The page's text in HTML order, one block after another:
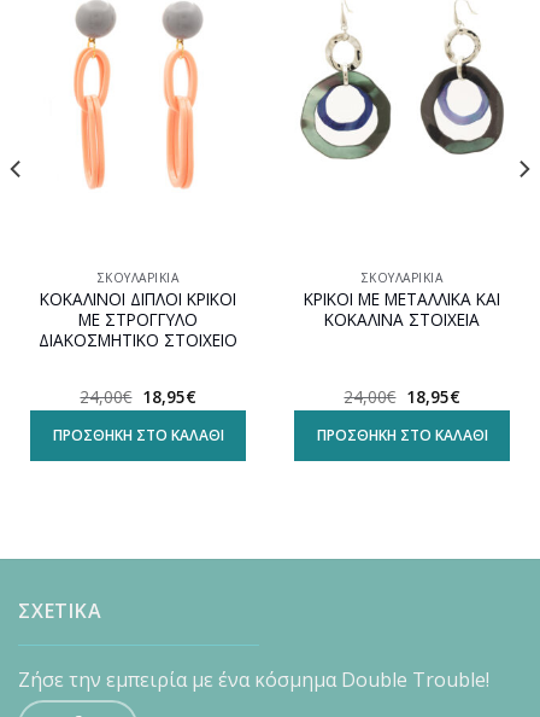
Προσθήκη
wishlist
ΣΚΟΥΛΑΡΊΚΙΑ
ΚΟΚΑΛΙΝΟΙ ΔΙΠΛΟΙ ΚΡΙΚΟΙ
ΜΕ ΣΤΡΟΓΓΥΛΟ
ΔΙΑΚΟΣΜΗΤΙΚΟ ΣΤΟΙΧΕΙΟ
24,00€ Original
price
was:
24,00€.
18,95€Η
τρέχουσα
τιμή
είναι:
18,95€.
ΠΡΟΣΘΉΚΗ ΣΤΟ ΚΑΛΆΘΙ
Προσθήκη
στη
wishlist
ΣΚΟΥΛΑΡΊΚΙΑ
ΚΡΙΚΟΙ ΜΕ ΜΕΤΑΛΛΙΚΑ ΚΑΙ
ΚΟΚΑΛΙΝΑ ΣΤΟΙΧΕΙΑ
24,00€ Original
price
was:
24,00€.
18,95€Η
τρέχουσα
τιμή
είναι:
18,95€.
ΠΡΟΣΘΉΚΗ ΣΤΟ ΚΑΛΆΘΙ
ΣΧΕΤΙΚΑ
Ζήσε την εμπειρία με ένα κόσμημα Double Trouble!